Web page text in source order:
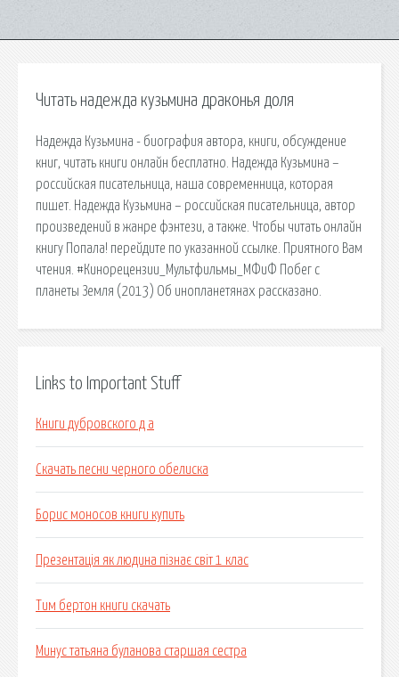
Читать надежда кузьмина драконья доля
Надежда Кузьмина - биография автора, книги, обсуждение
книг, читать книги онлайн бесплатно. Надежда Кузьмина –
российская писательница, наша современница, которая
пишет. Надежда Кузьмина – российская писательница, автор
произведений в жанре фэнтези, а также. Чтобы читать онлайн
книгу Попала! перейдите по указанной ссылке. Приятного Вам
чтения. #Кинорецензии_Мультфильмы_МФиФ Побег с
планеты Земля (2013) Об инопланетянах рассказано.
Links to Important Stuff
Книги дубровского д а
Скачать песни черного обелиска
Борис моносов книги купить
Презентація як людина пізнає світ 1 клас
Тим бертон книги скачать
Минус татьяна буланова старшая сестра